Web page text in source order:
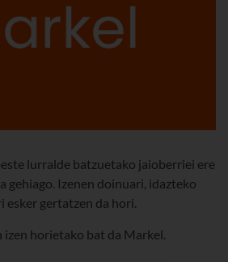
lurralde batzuetako jaioberriei ere
gehiago. Izenen doinuari, idazteko
esker gertatzen da hori.
izen horietako bat da Markel.